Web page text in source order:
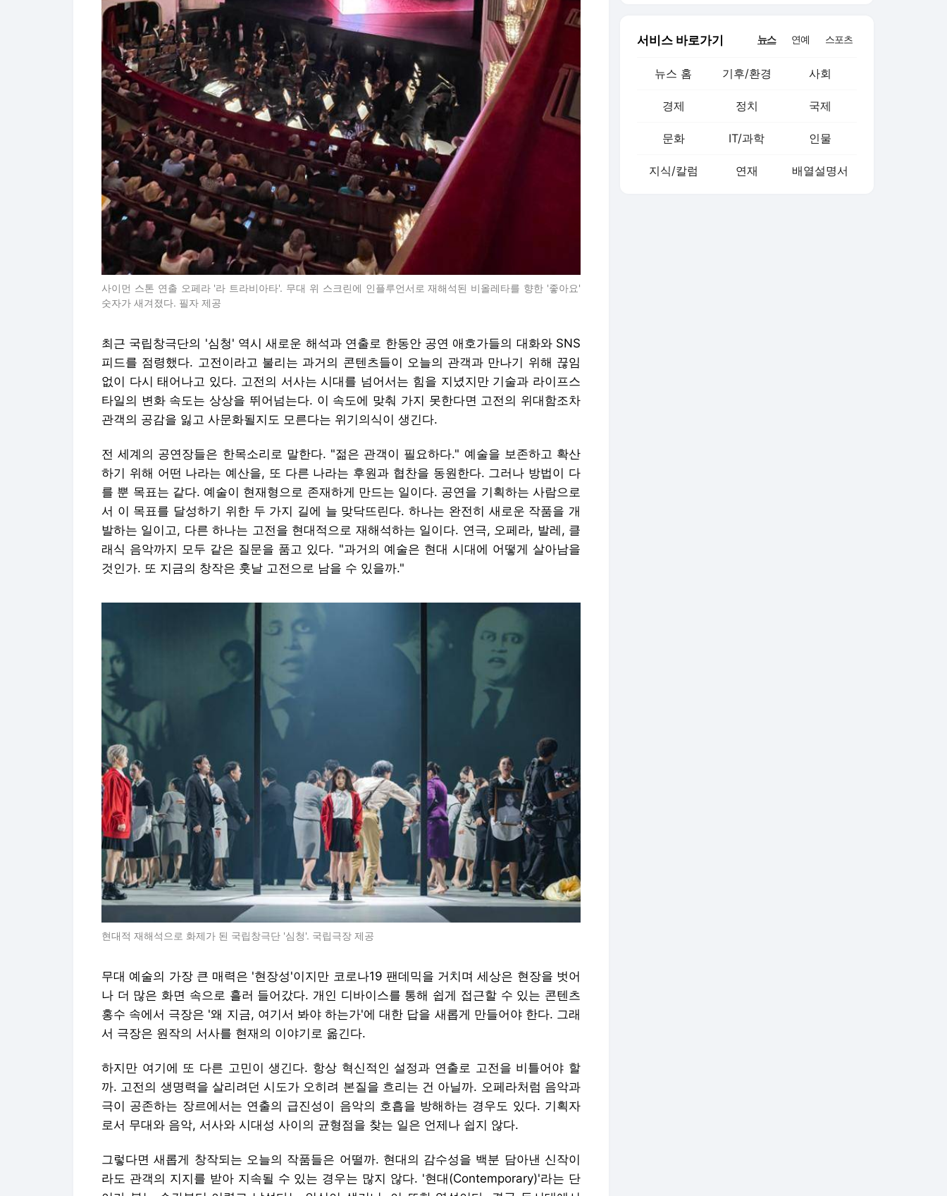
사이먼 스톤 연출 오페라 '라 트라비아타'. 무대 위 스크린에 인플루언서로 재해석된 비올레타를 향한 '좋아요'
숫자가 새겨졌다. 필자 제공
최근 국립창극단의 '심청' 역시 새로운 해석과 연출로 한동안 공연 애호가들의 대화와 SNS
피드를 점령했다. 고전이라고 불리는 과거의 콘텐츠들이 오늘의 관객과 만나기 위해 끊임
없이 다시 태어나고 있다. 고전의 서사는 시대를 넘어서는 힘을 지녔지만 기술과 라이프스
타일의 변화 속도는 상상을 뛰어넘는다. 이 속도에 맞춰 가지 못한다면 고전의 위대함조차
관객의 공감을 잃고 사문화될지도 모른다는 위기의식이 생긴다.
전 세계의 공연장들은 한목소리로 말한다. "젊은 관객이 필요하다." 예술을 보존하고 확산
하기 위해 어떤 나라는 예산을, 또 다른 나라는 후원과 협찬을 동원한다. 그러나 방법이 다
를 뿐 목표는 같다. 예술이 현재형으로 존재하게 만드는 일이다. 공연을 기획하는 사람으로
서 이 목표를 달성하기 위한 두 가지 길에 늘 맞닥뜨린다. 하나는 완전히 새로운 작품을 개
발하는 일이고, 다른 하나는 고전을 현대적으로 재해석하는 일이다. 연극, 오페라, 발레, 클
래식 음악까지 모두 같은 질문을 품고 있다. "과거의 예술은 현대 시대에 어떻게 살아남을
것인가. 또 지금의 창작은 훗날 고전으로 남을 수 있을까."
현대적 재해석으로 화제가 된 국립창극단 '심청'. 국립극장 제공
무대 예술의 가장 큰 매력은 '현장성'이지만 코로나19 팬데믹을 거치며 세상은 현장을 벗어
나 더 많은 화면 속으로 흘러 들어갔다. 개인 디바이스를 통해 쉽게 접근할 수 있는 콘텐츠
홍수 속에서 극장은 '왜 지금, 여기서 봐야 하는가'에 대한 답을 새롭게 만들어야 한다. 그래
서 극장은 원작의 서사를 현재의 이야기로 옮긴다.
하지만 여기에 또 다른 고민이 생긴다. 항상 혁신적인 설정과 연출로 고전을 비틀어야 할
까. 고전의 생명력을 살리려던 시도가 오히려 본질을 흐리는 건 아닐까. 오페라처럼 음악과
극이 공존하는 장르에서는 연출의 급진성이 음악의 호흡을 방해하는 경우도 있다. 기획자
로서 무대와 음악, 서사와 시대성 사이의 균형점을 찾는 일은 언제나 쉽지 않다.
그렇다면 새롭게 창작되는 오늘의 작품들은 어떨까. 현대의 감수성을 백분 담아낸 신작이
라도 관객의 지지를 받아 지속될 수 있는 경우는 많지 않다. '현대(Contemporary)'라는 단
서비스 바로가기 뉴스 연예 스포츠
뉴스 홈 기후/환경 사회
경제 정치 국제
문화 IT/과학 인물
지식/칼럼 연재 배열설명서